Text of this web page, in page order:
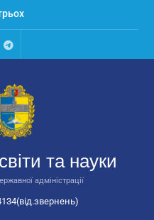
Talegram
та науки
адміністрації